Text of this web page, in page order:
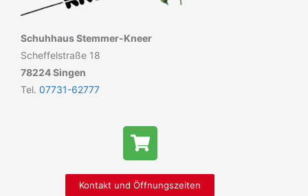
Schuhhaus Stemmer-Kneer
Scheffelstraße 18
78224 Singen
Tel. 07731-62777
Kontakt und Öffnungszeiten